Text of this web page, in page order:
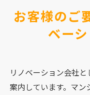
お客様のご
ベー
リノベーション会社
案内しています。マ